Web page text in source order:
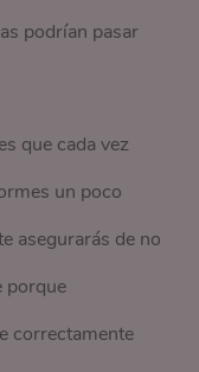
podrían pasar
que cada vez
un poco
asegurarás de no
porque
correctamente